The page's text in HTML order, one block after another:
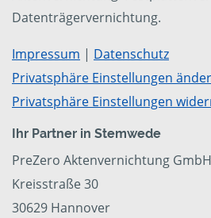
Datenträgervernichtung.
Impressum | Datenschutz
Privatsphäre Einstellungen
Privatsphäre Einstellungen
Ihr Partner in Stemwede
PreZero Aktenvernichtung GmbH
Kreisstraße 30
30629 Hannover